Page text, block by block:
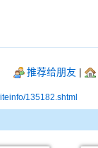
推荐给朋友 |
135182.shtml